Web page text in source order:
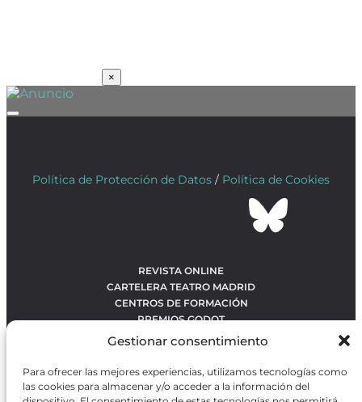
Gestionar consentimiento
Para ofrecer las mejores experiencias, utilizamos tecnologías como
las cookies para almacenar y/o acceder a la información del
×
Política de Protección de Datos / Política de Cookies
REVISTA ONLINE
CARTELERA TEATRO MADRID
CENTROS DE FORMACIÓN
PREMIOS GODOT
CONTACTO
OBRAS MÁS VOTADAS